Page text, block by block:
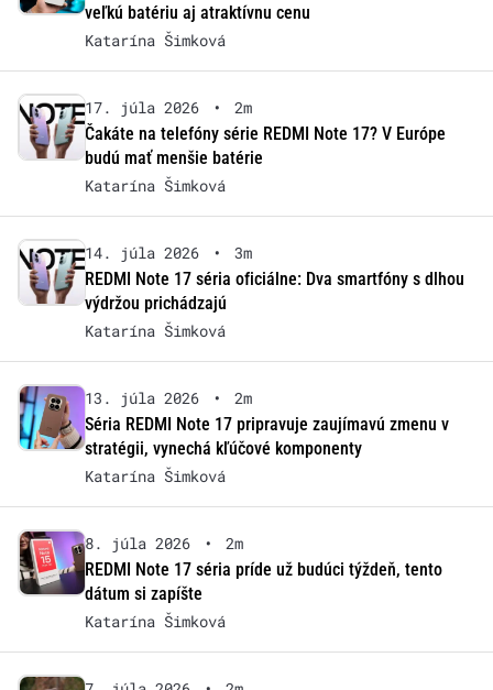
veľkú batériu aj atraktívnu cenu
Katarína Šimková
17. júla 2026 •
2m
Čakáte na telefóny série REDMI Note 17? V Európe
budú mať menšie batérie
Katarína Šimková
14. júla 2026 •
3m
REDMI Note 17 séria oficiálne: Dva smartfóny s dlhou
výdržou prichádzajú
Katarína Šimková
13. júla 2026 •
2m
Séria REDMI Note 17 pripravuje zaujímavú zmenu v
stratégii, vynechá kľúčové komponenty
Katarína Šimková
8. júla 2026 •
2m
REDMI Note 17 séria príde už budúci týždeň, tento
dátum si zapíšte
Katarína Šimková